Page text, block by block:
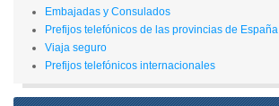
Embajadas y Consulados
Prefijos telefónicos de las provincias de España
Viaja seguro
Prefijos telefónicos internacionales